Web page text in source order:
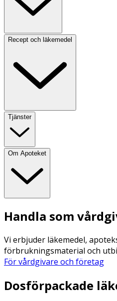
Recept och läkemedel
Tjänster
Om Apoteket
Handla som
Vi erbjuder läkemedel,
förbrukningsmaterial och
För vårdgivare och företag
Dosförpackade